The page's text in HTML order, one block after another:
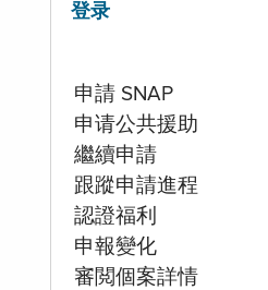
登录
申請 SNAP
申请公共援助
繼續申請
跟蹤申請進程
認證福利
申報變化
審閲個案詳情